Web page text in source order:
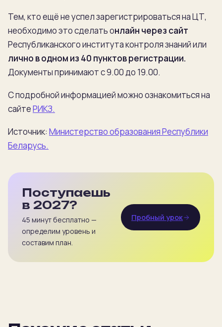
Тем, кто ещё не успел зарегистрироваться на ЦТ,
необходимо это сделать онлайн через сайт
Республиканского института контроля знаний или
лично в одном из 40 пунктов регистрации.
Документы принимают с 9.00 до 19.00.
С подробной информацией можно ознакомиться на
сайтеРИКЗ.
Источник: Министерство образования Республики
Беларусь.
Поступаешь
в 2027?
45 минут бесплатно —
определим уровень и
составим план.
Пробный урок